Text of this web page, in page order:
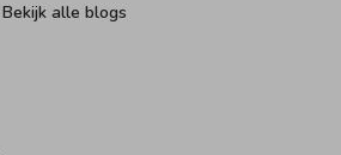
Bekijk alle blogs